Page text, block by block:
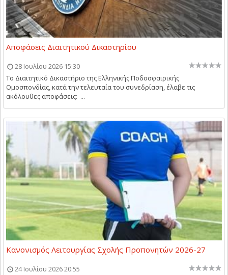
Αποφάσεις Διαιτητικού Δικαστηρίου
28 Ιουλίου 2026 15:30
Το Διαιτητικό Δικαστήριο της Ελληνικής Ποδοσφαιρικής
Ομοσπονδίας, κατά την τελευταία του συνεδρίαση, έλαβε τις
ακόλουθες αποφάσεις: ...
Κανονισμός Λειτουργίας Σχολής Προπονητών 2026-27
24 Ιουλίου 2026 20:55